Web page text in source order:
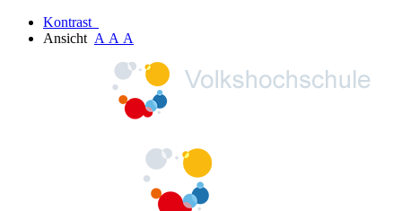
Kontrast
Ansicht A A A